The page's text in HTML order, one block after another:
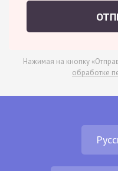
Нажимая на кнопку
обработке